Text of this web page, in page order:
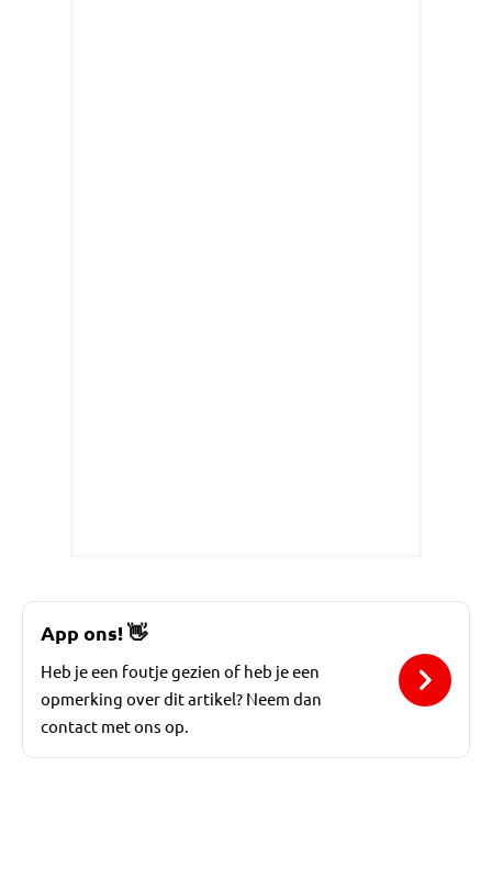
App ons!👋
Heb je een foutje gezien of heb je een
opmerking over dit artikel? Neem dan
contact met ons op.